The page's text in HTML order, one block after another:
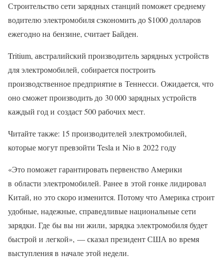
Строительство сети зарядных станций поможет среднему
водителю электромобиля сэкономить до $1000 долларов
ежегодно на бензине, считает Байден.
Tritium, австралийский производитель зарядных устройств
для электромобилей, собирается построить
производственное предприятие в Теннесси. Ожидается, что
оно сможет производить до 30 000 зарядных устройств
каждый год и создаст 500 рабочих мест.
Читайте также: 15 производителей электромобилей,
которые могут превзойти Tesla и Nio в 2022 году
«Это поможет гарантировать первенство Америки
в области электромобилей. Ранее в этой гонке лидировал
Китай, но это скоро изменится. Потому что Америка строит
удобные, надежные, справедливые национальные сети
зарядки. Где бы вы ни жили, зарядка электромобиля будет
быстрой и легкой», — сказал президент США во время
выступления в начале этой недели.